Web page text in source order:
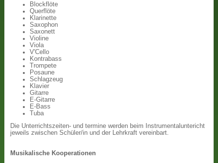
Blockflöte
Querflöte
Klarinette
Saxophon
Saxonett
Violine
Viola
V'Cello
Kontrabass
Trompete
Posaune
Schlagzeug
Klavier
Gitarre
E-Gitarre
E-Bass
Tuba
Die Unterrichtszeiten- und termine werden beim Instrumentaluntericht
jeweils zwischen Schüler/in und der Lehrkraft vereinbart.
Musikalische Kooperationen